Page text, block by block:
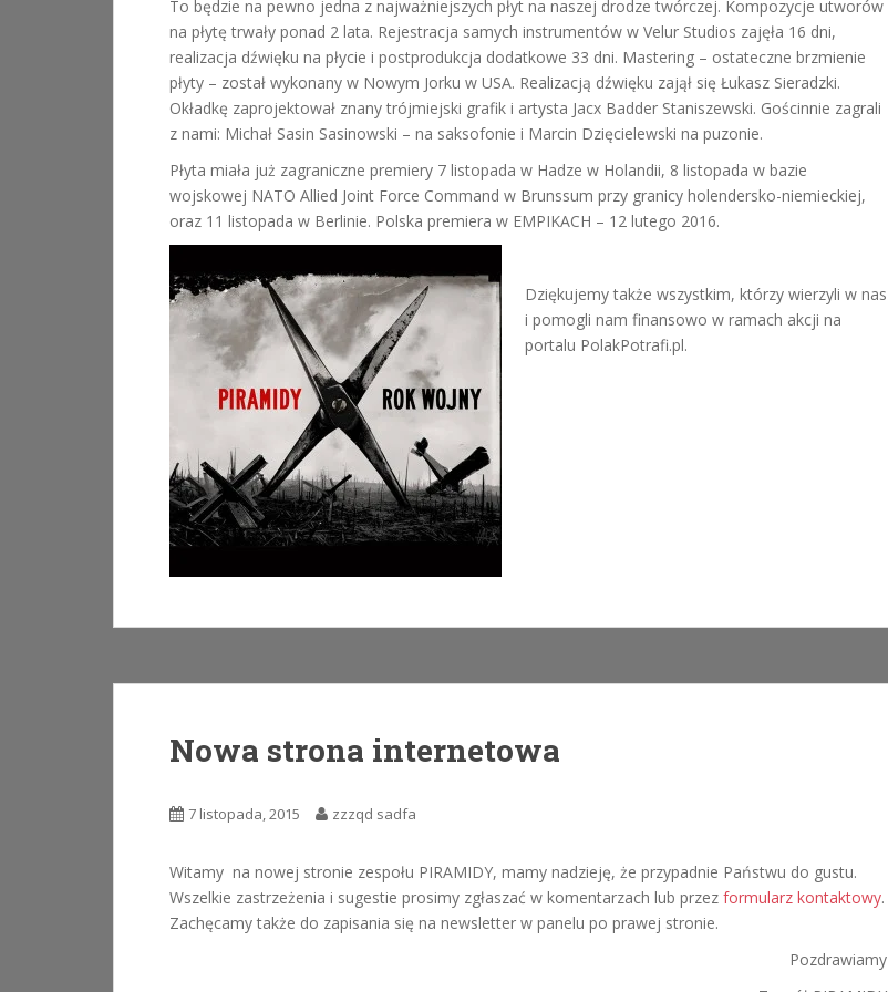
To będzie na pewno jedna z najważniejszych płyt na naszej drodze twórczej. Kompozycje utworów
na płytę trwały ponad 2 lata. Rejestracja samych instrumentów w Velur Studios zajęła 16 dni,
realizacja dźwięku na płycie i postprodukcja dodatkowe 33 dni. Mastering – ostateczne brzmienie
płyty – został wykonany w Nowym Jorku w USA. Realizacją dźwięku zajął się Łukasz Sieradzki.
Okładkę zaprojektował znany trójmiejski grafik i artysta Jacx Badder Staniszewski. Gościnnie zagrali
z nami: Michał Sasin Sasinowski – na saksofonie i Marcin Dzięcielewski na puzonie.
Płyta miała już zagraniczne premiery 7 listopada w Hadze w Holandii, 8 listopada w bazie
wojskowej NATO Allied Joint Force Command w Brunssum przy granicy holendersko-niemieckiej,
oraz 11 listopada w Berlinie. Polska premiera w EMPIKACH – 12 lutego 2016.
Dziękujemy także wszystkim, którzy wierzyli w nas
i pomogli nam finansowo w ramach akcji na
portalu PolakPotrafi.pl.
Nowa strona internetowa
7 listopada, 2015 zzzqd sadfa
Witamy na nowej stronie zespołu PIRAMIDY, mamy nadzieję, że przypadnie Państwu do gustu.
Wszelkie zastrzeżenia i sugestie prosimy zgłaszać w komentarzach lub przez formularz kontaktowy.
Zachęcamy także do zapisania się na newsletter w panelu po prawej stronie.
Pozdrawiamy